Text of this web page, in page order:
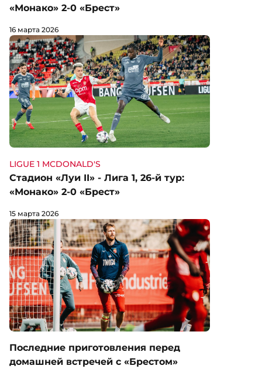
«Монако» 2-0 «Брест»
16 марта 2026
LIGUE 1 MCDONALD'S
Стадион «Луи II» - Лига 1, 26-й тур:
«Монако» 2-0 «Брест»
15 марта 2026
Последние приготовления перед
домашней встречей с «Брестом»